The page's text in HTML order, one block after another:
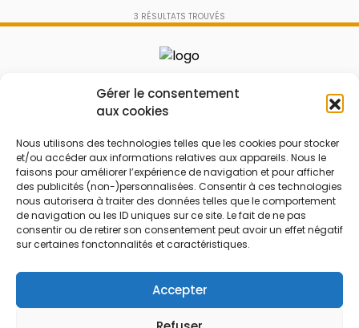
Gérer le consentement
aux cookies
Nous utilisons des technologies telles que les cookies pour stocker
et/ou accéder aux informations relatives aux appareils. Nous le
faisons pour améliorer l’expérience de navigation et pour afficher
des publicités (non-)personnalisées. Consentir à ces technologies
nous autorisera à traiter des données telles que le comportement
de navigation ou les ID uniques sur ce site. Le fait de ne pas
consentir ou de retirer son consentement peut avoir un effet négatif
sur certaines fonctonnalités et caractéristiques.
Accepter
3 RÉSULTATS TROUVÉS
Le prix peut être réduit !
FAQ
Qui sommes nous
Contactez-nous
Mentions légales
Code réduction
Bons plans
Soldes
French Days